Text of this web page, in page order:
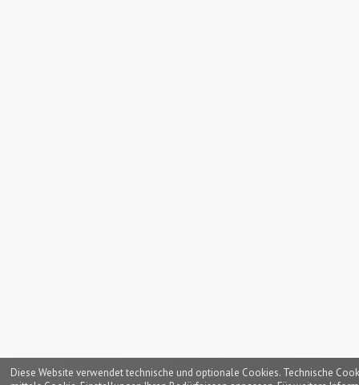
Diese Website verwendet technische und optionale Cookies. Technische